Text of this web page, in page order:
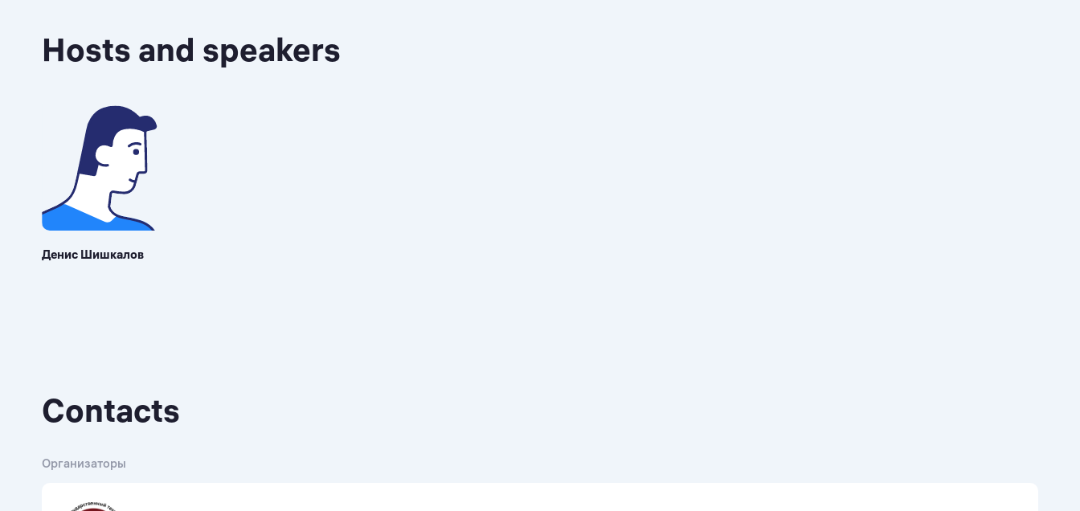
Hosts and speakers
Денис Шишкалов
Contacts
Организаторы